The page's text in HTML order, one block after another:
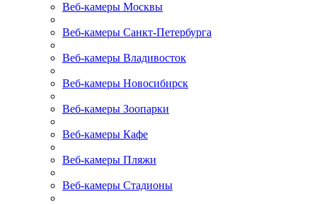
Веб-камеры Москвы
Веб-камеры Санкт-Петербурга
Веб-камеры Владивосток
Веб-камеры Новосибирск
Веб-камеры Зоопарки
Веб-камеры Кафе
Веб-камеры Пляжи
Веб-камеры Стадионы